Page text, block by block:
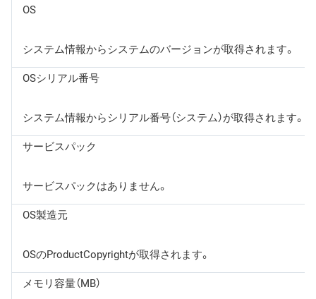
OS
システム情報からシステムのバージョンが取得されます。
OSシリアル番号
システム情報からシリアル番号（システム）が取得されます。
サービスパック
サービスパックはありません。
OS製造元
OSのProductCopyrightが取得されます。
メモリ容量（MB）